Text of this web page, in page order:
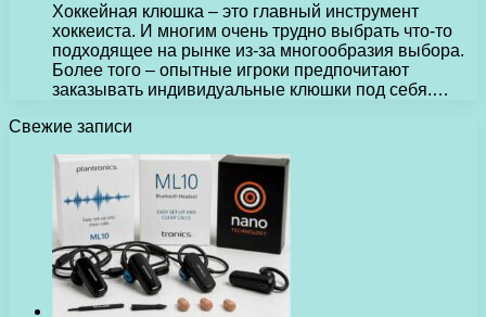
Хоккейная клюшка – это главный инструмент
хоккеиста. И многим очень трудно выбрать что-то
подходящее на рынке из-за многообразия выбора.
Более того – опытные игроки предпочитают
заказывать индивидуальные клюшки под себя.…
Свежие записи